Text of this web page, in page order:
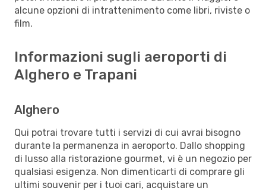
alcune opzioni di intrattenimento come libri, riviste o
film.
Informazioni sugli aeroporti di
Alghero e Trapani
Alghero
Qui potrai trovare tutti i servizi di cui avrai bisogno
durante la permanenza in aeroporto. Dallo shopping
di lusso alla ristorazione gourmet, vi è un negozio per
qualsiasi esigenza. Non dimenticarti di comprare gli
ultimi souvenir per i tuoi cari, acquistare un